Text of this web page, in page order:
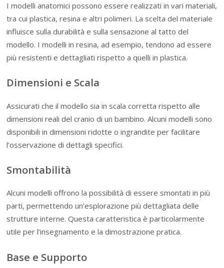
I modelli anatomici possono essere realizzati in vari materiali,
tra cui plastica, resina e altri polimeri. La scelta del materiale
influisce sulla durabilità e sulla sensazione al tatto del
modello. I modelli in resina, ad esempio, tendono ad essere
più resistenti e dettagliati rispetto a quelli in plastica.
Dimensioni e Scala
Assicurati che il modello sia in scala corretta rispetto alle
dimensioni reali del cranio di un bambino. Alcuni modelli sono
disponibili in dimensioni ridotte o ingrandite per facilitare
l’osservazione di dettagli specifici.
Smontabilità
Alcuni modelli offrono la possibilità di essere smontati in più
parti, permettendo un’esplorazione più dettagliata delle
strutture interne. Questa caratteristica è particolarmente
utile per l’insegnamento e la dimostrazione pratica.
Base e Supporto